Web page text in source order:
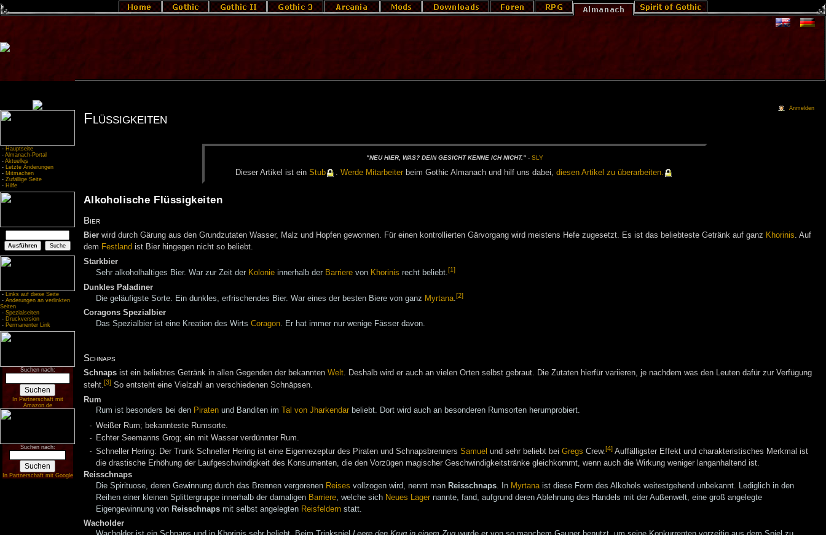
- Hauptseite
- Almanach-Portal
- Aktuelles
- Letzte Änderungen
- Mitmachen
- Zufällige Seite
- Hilfe
- Links auf diese Seite
- Änderungen an verlinkten
Seiten
- Spezialseiten
- Druckversion
- Permanenter Link
Suchen nach:
In Partnerschaft mit
Amazon.de
Suchen nach:
In Partnerschaft mit Google
Flüssigkeiten
"NEU HIER, WAS? DEIN GE­SICHT KEN­NE ICH NICHT."- SLY
Die­ser Ar­ti­kel ist einStub .Wer­de Mit­ar­bei­ter beim Go­t­hic Al­ma­nach und hilf uns da­bei,die­sen Ar­ti­kel zu über­ar­bei­ten.
Alkoholische Flüssigkeiten
Bier
Bierwird durch Gärung aus den Grundzutaten Wasser, Malz und Hopfen gewonnen. Für einen kontrollierten Gärvorgang wird meistens Hefe zugesetzt. Es ist das beliebteste Getränk auf ganz Khorinis. Auf
dem Festland ist Bier hingegen nicht so beliebt.
Starkbier
Sehr alkoholhaltiges Bier. War zur Zeit der Kolonie innerhalb der Barriere von Khorinis recht beliebt.[1]
Dunkles Paladiner
Die geläufigste Sorte. Ein dunkles, erfrischendes Bier. War eines der besten Biere von ganz Myrtana.[2]
Coragons Spezialbier
Das Spezialbier ist eine Kreation des Wirts Coragon . Er hat immer nur wenige Fässer davon.
Schnaps
Schnapsist ein beliebtes Getränk in allen Gegenden der bekannten Welt. Deshalb wird er auch an vielen Orten selbst gebraut. Die Zutaten hierfür variieren, je nachdem was den Leuten dafür zur Verfügung
steht.[3]So entsteht eine Vielzahl an verschiedenen Schnäpsen.
Rum
Rum ist besonders bei den Piraten und Banditen im Tal von Jharkendar beliebt. Dort wird auch an besonderen Rumsorten herumprobiert.
Weißer Rum; bekannteste Rumsorte.
Echter Seemanns Grog; ein mit Wasser verdünnter Rum.
Schneller Hering: Der Trunk Schneller Hering ist eine Eigenrezeptur des Piraten und Schnapsbrenners Samuel und sehr beliebt bei Gregs Crew.[4] Auffälligster Effekt und charakteristisches Merkmal ist
die drastische Erhöhung der Laufgeschwindigkeit des Konsumenten, die den Vorzügen magischer Geschwindigkeitstränke gleichkommt, wenn auch die Wirkung weniger langanhaltend ist.
Reisschnaps
Die Spirituose, deren Gewinnung durch das Brennen vergorenen Reises vollzogen wird, nennt man Reisschnaps . In Myrtana ist diese Form des Alkohols weitestgehend unbekannt. Lediglich in den
Reihen einer kleinen Splittergruppe innerhalb der damaligen Barriere , welche sich Neues Lager nannte, fand, aufgrund deren Ablehnung des Handels mit der Außenwelt, eine groß angelegte
Eigengewinnung von Reisschnaps mit selbst angelegten Reisfeldern statt.
Wacholder
Anmelden